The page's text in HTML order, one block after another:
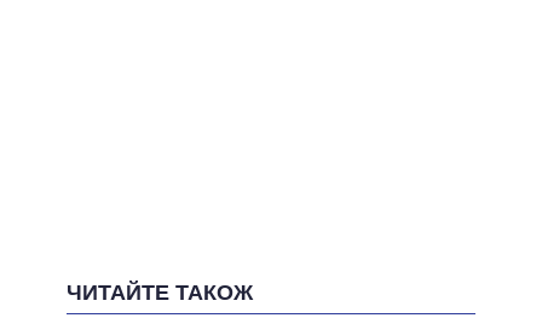
ЧИТАЙТЕ ТАКОЖ